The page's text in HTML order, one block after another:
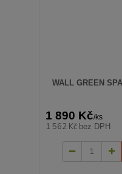
WALL GREEN
1 890 Kč/ks
1 562 Kč bez DPH